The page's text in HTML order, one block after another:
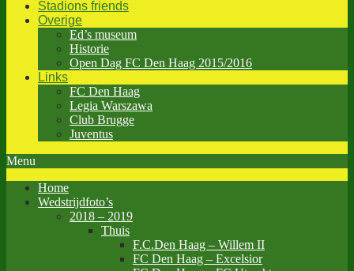
Stadions friends
Overige
Ed’s museum
Historie
Open Dag FC Den Haag 2015/2016
Links
FC Den Haag
Legia Warszawa
Club Brugge
Juventus
Menu
Home
Wedstrijdfoto’s
2018 – 2019
Thuis
F.C.Den Haag – Willem II
FC Den Haag – Excelsior